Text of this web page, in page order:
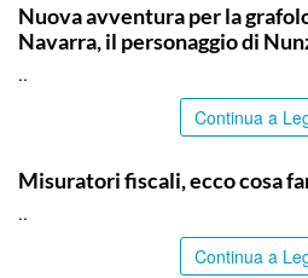
Nuova avventura per la
Navarra, il personaggio di
..
Continua a
Misuratori fiscali, ecco cosa
..
Continua a